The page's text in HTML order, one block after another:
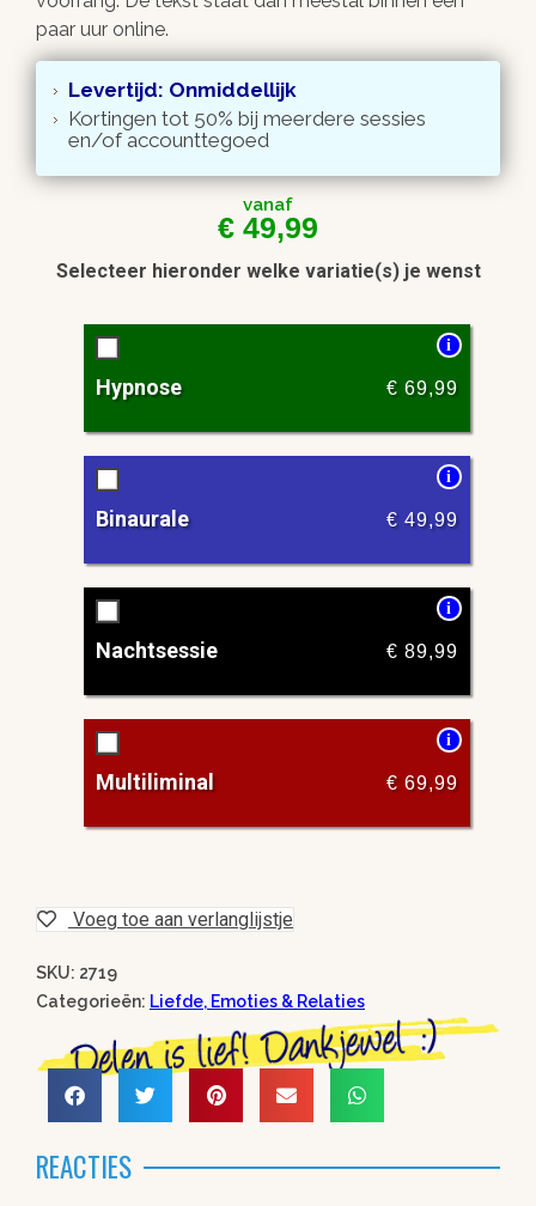
paar uur online.
Levertijd: Onmiddellijk
Kortingen tot 50% bij meerdere sessies
en/of accounttegoed
vanaf
€ 49,99
Selecteer hieronder welke variatie(s) je wenst
i
Hypnose € 69,99
i
Binaurale € 49,99
i
Nachtsessie € 89,99
i
Multiliminal € 69,99
Voeg toe aan verlanglijstje
SKU: 2719
Categorieën: Liefde, Emoties & Relaties
REACTIES